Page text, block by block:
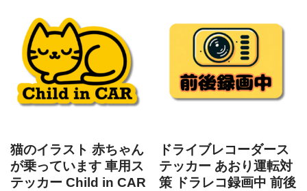
猫のイラスト 赤ちゃん
が乗っています 車用ス
テッカー Child in CAR
ドライブレコーダース
テッカー あおり運転対
策 ドラレコ録画中 前後